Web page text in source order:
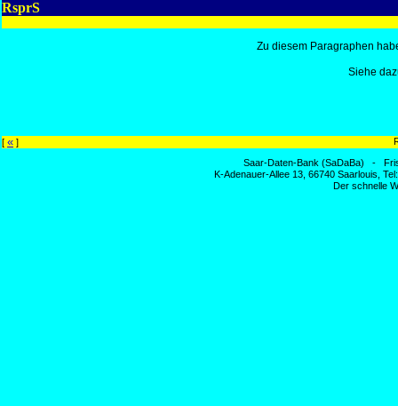
RsprS
Zu diesem Paragraphen
Siehe
[ « ]
Saar-Daten-Bank (SaDaBa) -
K-Adenauer-Allee 13, 66740 Saarlouis,
Der schnelle